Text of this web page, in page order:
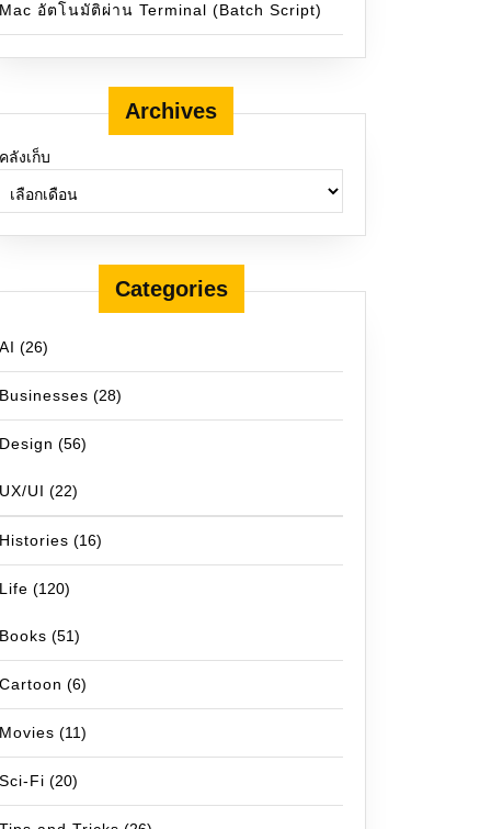
มอบภายใน 2 วันทำการ</skos:scopeNote
Mac อัตโนมัติผ่าน Terminal (Batch Script)
Archives
คลังเก็บ
Categories
AI (26)
Businesses (28)
Design (56)
UX/UI (22)
Histories (16)
Life (120)
Books (51)
Cartoon (6)
Movies (11)
Sci-Fi (20)